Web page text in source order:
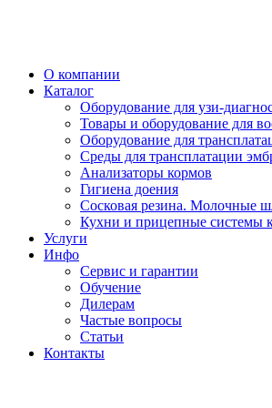
О компании
Каталог
Оборудование для узи-
Товары и оборудование для
Оборудование для
Среды для трансплатации
Анализаторы кормов
Гигиена доения
Сосковая резина. Молочные
Кухни и прицепные системы
Услуги
Инфо
Сервис и гарантии
Обучение
Дилерам
Частые вопросы
Статьи
Контакты